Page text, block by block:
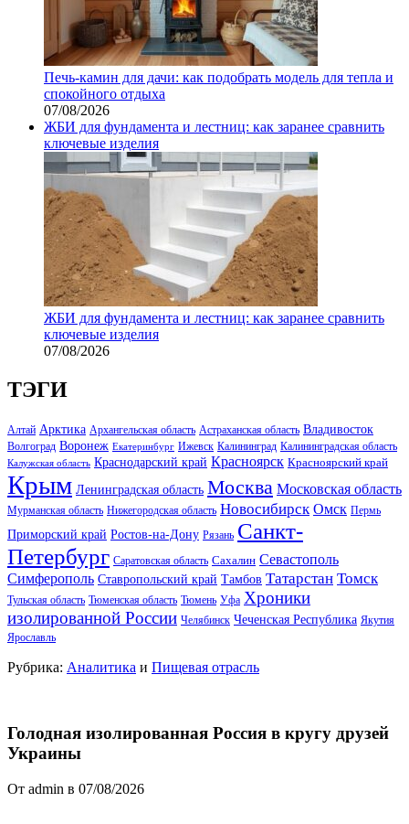
Печь-камин для дачи: как подобрать модель для тепла и
спокойного отдыха
07/08/2026
ЖБИ для фундамента и лестниц: как заранее сравнить
ключевые изделия
ЖБИ для фундамента и лестниц: как заранее сравнить
ключевые изделия
07/08/2026
ТЭГИ
Алтай Арктика Архангельская область Астраханская область Владивосток
Волгоград Воронеж Екатеринбург Ижевск Калининград Калининградская область
Калужская область Краснодарский край Красноярск Красноярский край
Крым Ленинградская область Москва Московская область
Мурманская область Нижегородская область Новосибирск Омск Пермь
Приморский край Ростов-на-Дону Рязань Санкт-
Петербург Саратовская область Сахалин Севастополь
Симферополь Ставропольский край Тамбов Татарстан Томск
Тульская область Тюменская область Тюмень Уфа Хроники
изолированной России Челябинск Чеченская Республика Якутия
Ярославль
Рубрика: Аналитика и Пищевая отрасль
Голодная изолированная Россия в кругу друзей
Украины
От admin в 07/08/2026